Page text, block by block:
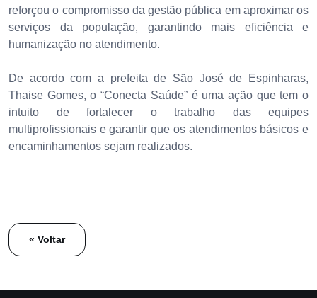
reforçou o compromisso da gestão pública em aproximar os
serviços da população, garantindo mais eficiência e
humanização no atendimento.
De acordo com a prefeita de São José de Espinharas,
Thaise Gomes, o “Conecta Saúde” é uma ação que tem o
intuito de fortalecer o trabalho das equipes
multiprofissionais e garantir que os atendimentos básicos e
encaminhamentos sejam realizados.
« Voltar